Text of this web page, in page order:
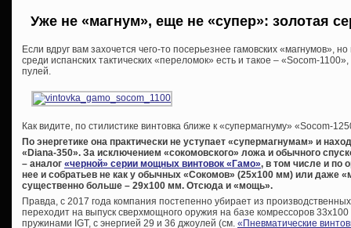
Уже не «магнум», еще не «супер»: золотая
Если вдруг вам захочется чего-то посерьезнее гамовских «магнумов»,
среди испанских тактических «переломок» есть и такое – «Socom-
пулей.
Как видите, по стилистике винтовка ближе к «супермагнуму» «Socom-
По энергетике она практически не уступает «супермагнумам» и
«Diana-350». За исключением «сокомовского» ложа и обычного
– аналог «черной» серии мощных винтовок «Гамо», в том числе и по
нее и собратьев не как у обычных «Сокомов» (25х100 мм) или даже
существенно больше – 29х100 мм. Отсюда и «мощь».
Правда, с 2017 года компания постепенно убирает из
переходит на выпуск сверхмощного оружия на базе комрессоров
пружинами IGT, с энергией 29 и 36 джоулей (см. «Пневматические